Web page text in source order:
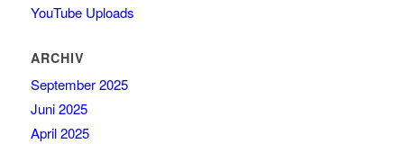
YouTube Uploads
ARCHIV
September 2025
Juni 2025
April 2025